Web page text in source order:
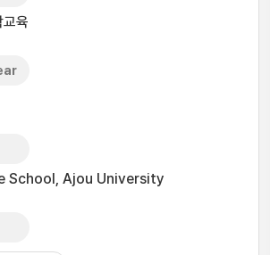
육
School, Ajou University